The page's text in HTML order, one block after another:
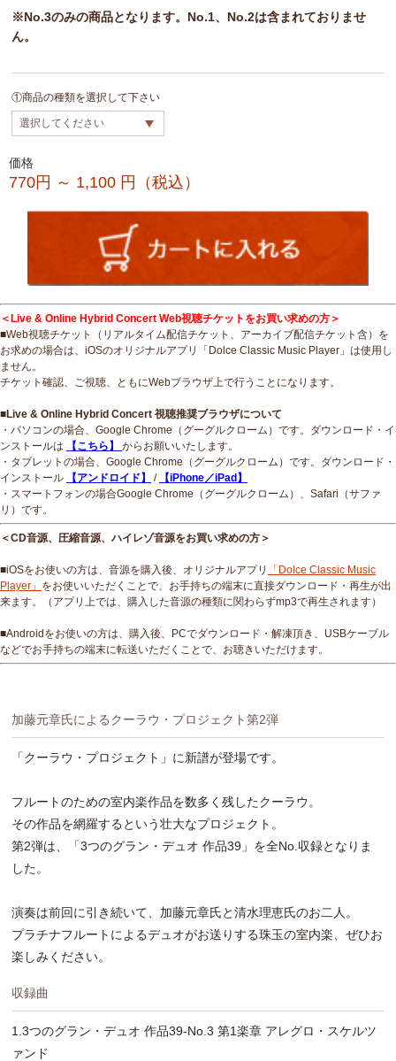
※No.3のみの商品となります。No.1、No.2は含まれておりませ
ん。
①商品の種類を選択して下さい
価格
770円 ～ 1,100 円（税込）
＜Live & Online Hybrid Concert Web視聴チケットをお買い求めの方＞
■Web視聴チケット（リアルタイム配信チケット、アーカイブ配信チケット含）を
お求めの場合は、iOSのオリジナルアプリ「Dolce Classic Music Player」は使用し
ません。
チケット確認、ご視聴、ともにWebブラウザ上で行うことになります。
■Live & Online Hybrid Concert 視聴推奨ブラウザについて
・パソコンの場合、Google Chrome（グーグルクローム）です。ダウンロード・イ
ンストールは
【こちら】
からお願いいたします。
・タブレットの場合、Google Chrome（グーグルクローム）です。ダウンロード・
インストール
【アンドロイド】 /
【iPhone／iPad】
・スマートフォンの場合Google Chrome（グーグルクローム）、Safari（サファ
リ）です。
＜CD音源、圧縮音源、ハイレゾ音源をお買い求めの方＞
■iOSをお使いの方は、音源を購入後、オリジナルアプリ
「Dolce Classic Music
Player」 をお使いいただくことで、お手持ちの端末に直接ダウンロード・再生が出
来ます。（アプリ上では、購入した音源の種類に関わらずmp3で再生されます）
■Androidをお使いの方は、購入後、PCでダウンロード・解凍頂き、USBケーブル
などでお手持ちの端末に転送いただくことで、お聴きいただけます。
加藤元章氏によるクーラウ・プロジェクト第2弾
「クーラウ・プロジェクト」に新譜が登場です。
フルートのための室内楽作品を数多く残したクーラウ。
その作品を網羅するという壮大なプロジェクト。
第2弾は、「3つのグラン・デュオ 作品39」を全No.収録となりま
した。
演奏は前回に引き続いて、加藤元章氏と清水理恵氏のお二人。
プラチナフルートによるデュオがお送りする珠玉の室内楽、ぜひお
楽しみください。
収録曲
1.3つのグラン・デュオ 作品39-No.3 第1楽章 アレグロ・スケルツ
ァンド